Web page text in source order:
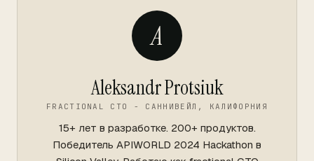
A
Aleksandr Protsiuk
FRACTIONAL CTO - САННИВЕЙЛ, КАЛИФОРНИЯ
15+ лет в разработке. 200+ продуктов.
Победитель APIWORLD 2024 Hackathon в